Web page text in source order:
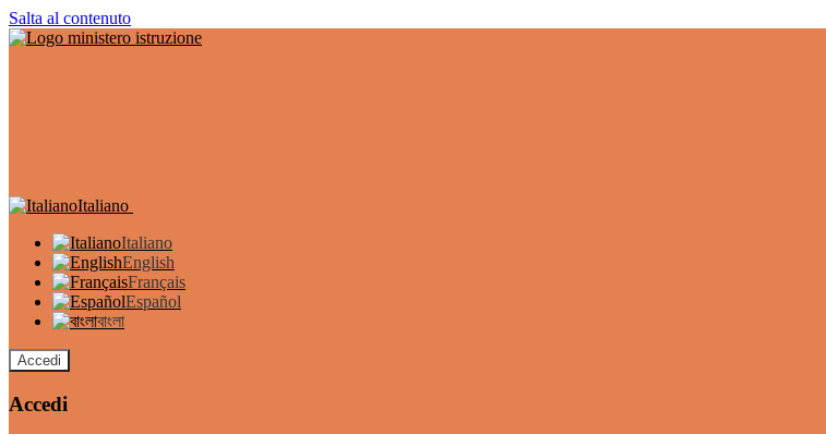
Salta al contenuto
Italiano
Italiano
English
Français
Español
বাংলা
Accedi
Accedi